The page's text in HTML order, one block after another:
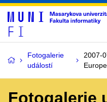
Fotogalerie
událostí
2007-
Fotogalerie